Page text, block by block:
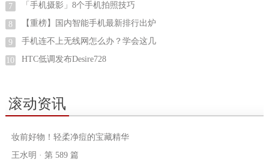
7 「手机摄影」8个手机拍照技巧
8 【重榜】国内智能手机最新排行出炉
9 手机连不上无线网怎么办？学会这几
10 HTC低调发布Desire728
滚动资讯
妆前好物！轻柔净痘的宝藏精华
王水明 · 第 589 篇